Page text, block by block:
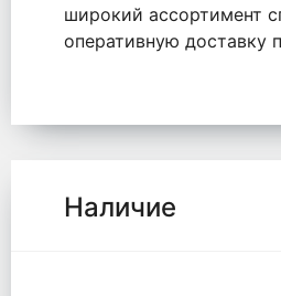
широкий ассортимент
оперативную доставку
Наличие